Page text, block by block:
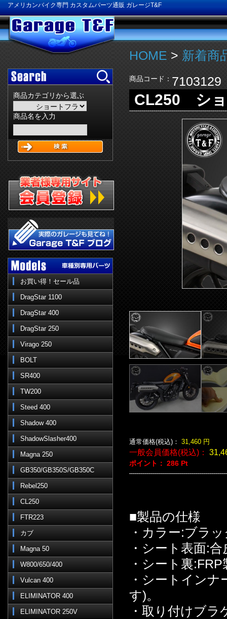
アメリカンバイク専門 カスタムパーツ通販 ガレージT&F
商品カテゴリから選ぶ
商品名を入力
お買い得！セール品
DragStar 1100
DragStar 400
DragStar 250
Virago 250
BOLT
SR400
TW200
Steed 400
Shadow 400
ShadowSlasher400
Magna 250
GB350/GB350S/GB350C
Rebel250
CL250
FTR223
カブ
Magna 50
W800/650/400
Vulcan 400
ELIMINATOR 400
ELIMINATOR 250V
HOME > 新着商
商品コード： 7103129
CL250 ショ
通常価格(税込)： 31,460 円
一般会員価格(税込)：
ポイント： 286 Pt
■製品の仕様
・カラー:ブラ
・シート表面:合
・シート裏:FRP
・シートイン
す)。
・取り付けブ